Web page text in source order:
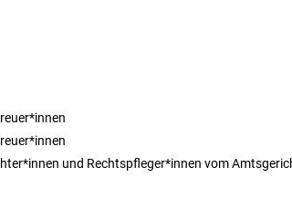
und Rechtspfleger*innen vom